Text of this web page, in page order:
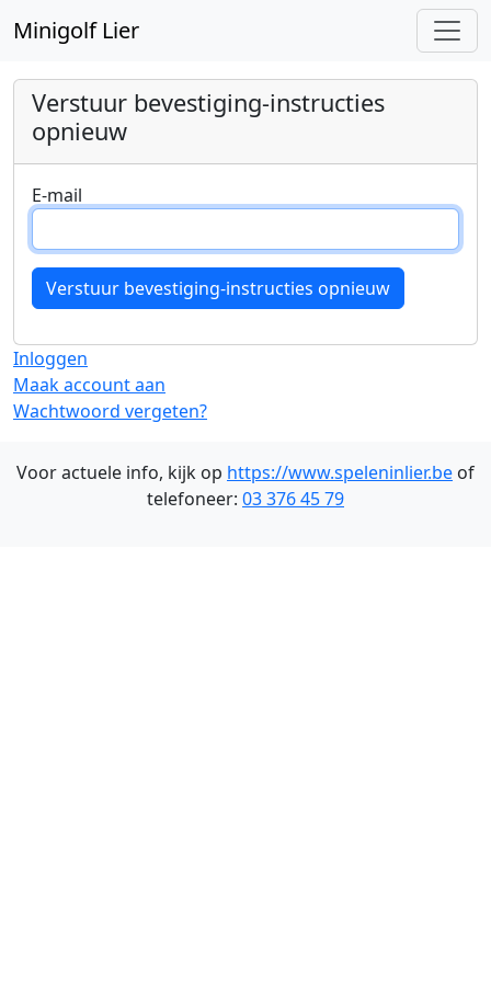
Minigolf Lier
Verstuur bevestiging-instructies
opnieuw
E-mail
Inloggen
Maak account aan
Wachtwoord vergeten?
Voor actuele info, kijk op https://www.speleninlier.be of
telefoneer: 03 376 45 79